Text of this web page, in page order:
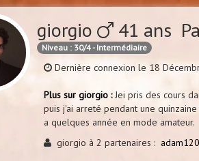
giorgio 41 ans
Niveau : 30/4 - Intermédiaire
Dernière connexion le 18
Plus sur giorgio :Jei pris des cours
puis j'ai arreté pendant une
a quelques année en mode amateur.
giorgio à 2 partenaires :